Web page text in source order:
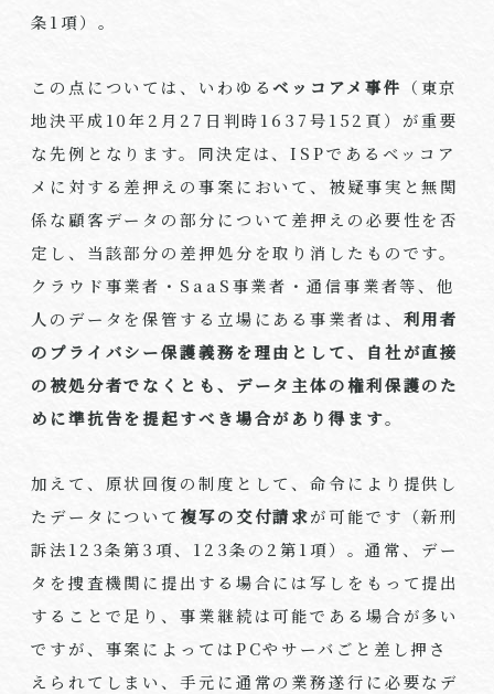
条1項）。
この点については、いわゆる ベッコアメ事件 （東京
地決平成10年2月27日判時1637号152頁）が重要
な先例となります。同決定は、ISPであるベッコア
メに対する差押えの事案において、被疑事実と無関
係な顧客データの部分について差押えの必要性を否
定し、当該部分の差押処分を取り消したものです。
クラウド事業者・SaaS事業者・通信事業者等、他
人のデータを保管する立場にある事業者は、 利用者
のプライバシー保護義務を理由として、自社が直接
の被処分者でなくとも、データ主体の権利保護のた
めに準抗告を提起すべき場合があり得ます。
加えて、原状回復の制度として、命令により提供し
たデータについて複写の交付請求が可能です（新刑
訴法123条第3項、123条の2第1項）。通常、デー
タを捜査機関に提出する場合には写しをもって提出
することで足り、事業継続は可能である場合が多い
ですが、事案によってはPCやサーバごと差し押さ
えられてしまい、手元に通常の業務遂行に必要なデ